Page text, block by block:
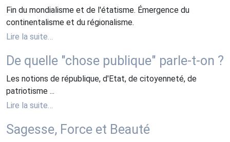
Fin du mondialisme et de l'étatisme. Émergence du
continentalisme et du régionalisme.
Lire la suite…
De quelle "chose publique" parle-t-on ?
Les notions de république, d'Etat, de citoyenneté, de
patriotisme ...
Lire la suite…
Sagesse, Force et Beauté